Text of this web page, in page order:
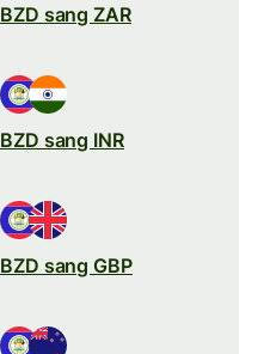
BZD sang ZAR
BZD sang INR
BZD sang GBP